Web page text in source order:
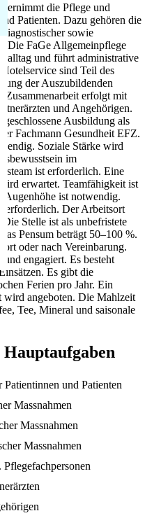
die Schweiz: Leben, Kultur
Alltag (2026)
in der Pflege in der
Schweiz
die Pflege und
Patienten. Dazu gehören die
sowie
Die FaGe Allgemeinpflege
und führt administrative
sind Teil des
der Auszubildenden
Zusammenarbeit erfolgt mit
und Angehörigen.
Ausbildung als
Fachmann Gesundheit EFZ.
Soziale Stärke wird
im
ist erforderlich. Eine
erwartet. Teamfähigkeit ist
Augenhöhe ist notwendig.
erforderlich. Der Arbeitsort
Stelle ist als unbefristete
Pensum beträgt 50–100 %.
oder nach Vereinbarung.
und engagiert. Es besteht
Es gibt die
Ferien pro Jahr. Ein
wird angeboten. Die Mahlzeit
Tee, Mineral und saisonale
und Patienten
Massnahmen
Massnahmen
Massnahmen